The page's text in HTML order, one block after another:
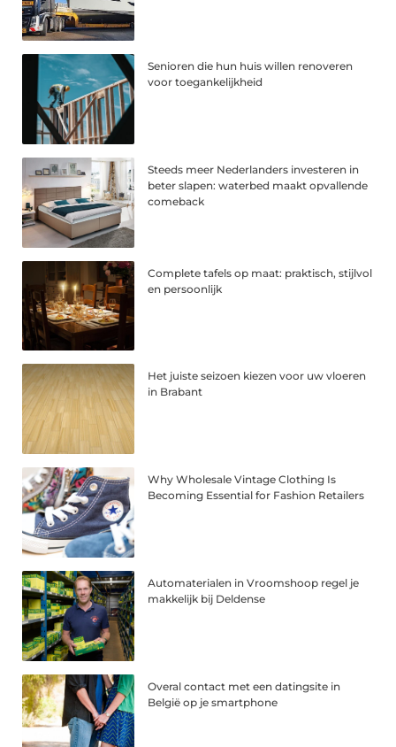
Senioren die hun huis willen renoveren
voor toegankelijkheid
Steeds meer Nederlanders investeren in
beter slapen: waterbed maakt opvallende
comeback
Complete tafels op maat: praktisch, stijlvol
en persoonlijk
Het juiste seizoen kiezen voor uw vloeren
in Brabant
Why Wholesale Vintage Clothing Is
Becoming Essential for Fashion Retailers
Automaterialen in Vroomshoop regel je
makkelijk bij Deldense
Overal contact met een datingsite in
België op je smartphone